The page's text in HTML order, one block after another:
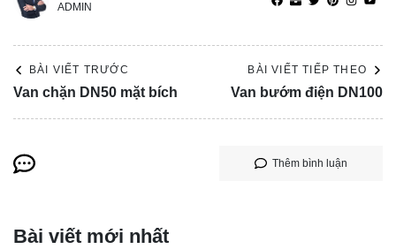
ADMIN
BÀI VIẾT TRƯỚC
Van chặn DN50 mặt bích
BÀI VIẾT TIẾP THEO
Van bướm điện DN100
Thêm bình luận
Bài viết mới nhất